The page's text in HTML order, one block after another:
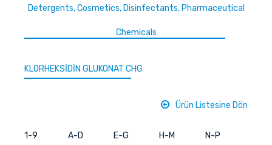
Detergents, Cosmetics, Disinfectants, Pharmaceutical
Chemicals
KLORHEKSİDİN GLUKONAT CHG
Ürün Listesine Dön
1-9 A-D E-G H-M N-P